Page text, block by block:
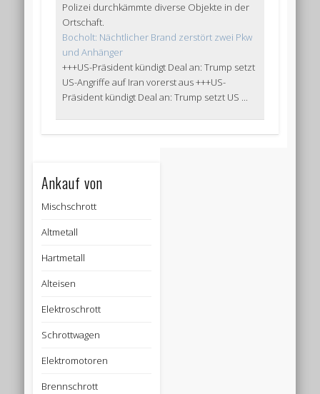
Polizei durchkämmte diverse Objekte in der
Ortschaft.
Bocholt: Nächtlicher Brand zerstört zwei Pkw
und Anhänger
+++US-Präsident kündigt Deal an: Trump setzt
US-Angriffe auf Iran vorerst aus +++US-
Präsident kündigt Deal an: Trump setzt US ...
Ankauf von
Mischschrott
Altmetall
Hartmetall
Alteisen
Elektroschrott
Schrottwagen
Elektromotoren
Brennschrott